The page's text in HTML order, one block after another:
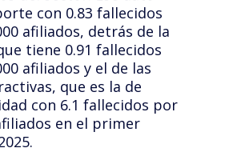
con 0.83 fallecidos
afiliados, detrás de la
tiene 0.91 fallecidos
afiliados y el de las
que es la de
con 6.1 fallecidos por
en el primer